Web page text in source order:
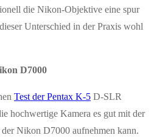
die Nikon-Objektive eine spur
Unterschied in der Praxis wohl
D7000
Test der Pentax K-5 D-SLR
hochwertige Kamera es gut mit der
Nikon D7000 aufnehmen kann.